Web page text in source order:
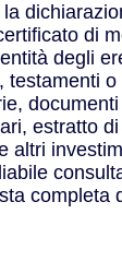
di
degli
testamenti o
estratto
altri
completa